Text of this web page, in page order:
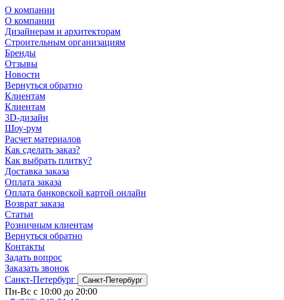
О компании
О компании
Дизайнерам и архитекторам
Строительным организациям
Бренды
Отзывы
Новости
Вернуться обратно
Клиентам
Клиентам
3D-дизайн
Шоу-рум
Расчет материалов
Как сделать заказ?
Как выбрать плитку?
Доставка заказа
Оплата заказа
Оплата банковской картой онлайн
Возврат заказа
Статьи
Розничным клиентам
Вернуться обратно
Контакты
Задать вопрос
Заказать звонок
Санкт-Петербург
Санкт-Петербург
Пн-Вс с 10:00 до 20:00